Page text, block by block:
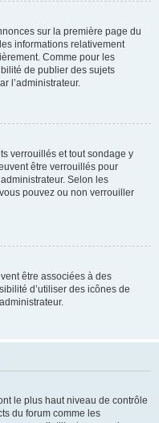
sur la première page du
informations relativement
Comme pour les
de publier des sujets
l’administrateur.
verrouillés et tout sondage y
être verrouillés pour
Selon les
pouvez ou non verrouiller
être associées à des
d’utiliser des icônes de
le plus haut niveau de contrôle
du forum comme les